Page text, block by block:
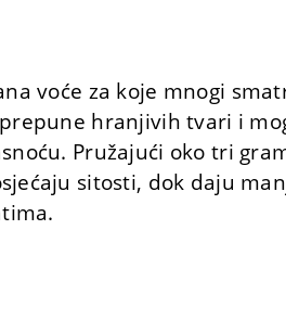
voće za koje mnogi
hranjivih tvari i
Pružajući oko tri
sitosti, dok daju